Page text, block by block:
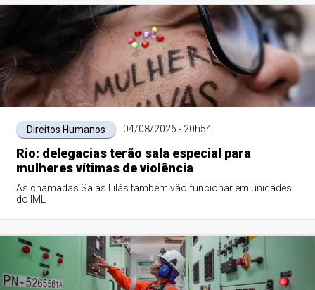
Direitos Humanos 04/08/2026 - 20h54
Rio: delegacias terão sala especial para
mulheres vítimas de violência
As chamadas Salas Lilás também vão funcionar em unidades
do IML